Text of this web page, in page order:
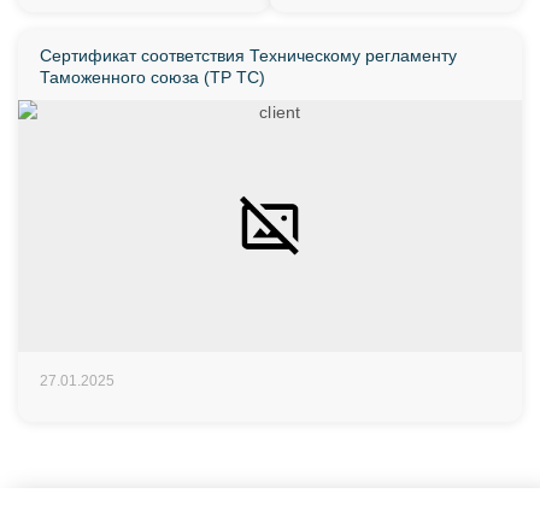
Сертификат соответствия Техническому регламенту
Таможенного союза (ТР ТС)
27.01.2025